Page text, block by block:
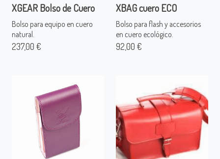
XGEAR Bolso de Cuero
Bolso para equipo en cuero
natural.
237,00 €
XBAG cuero ECO
Bolso para flash y accesorios
en cuero ecológico.
92,00 €